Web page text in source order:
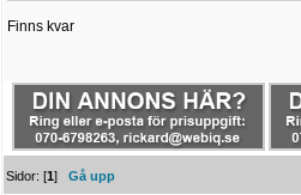
Finns kvar
Sidor: [1]Gå upp